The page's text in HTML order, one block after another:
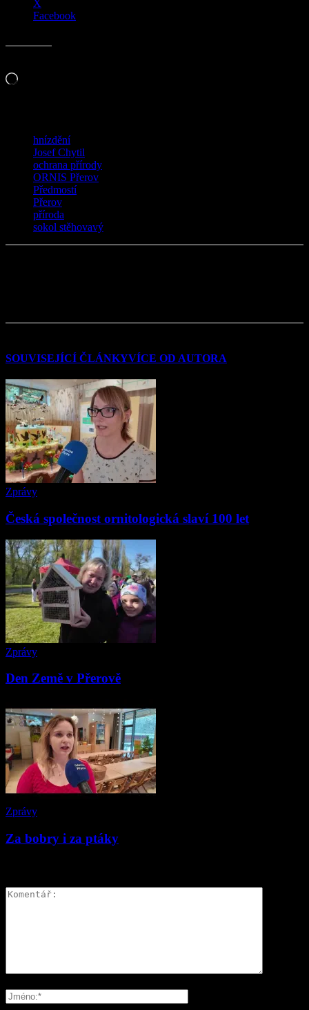
X
Facebook
Načítání…
hnízdění
Josef Chytil
ochrana přírody
ORNIS Přerov
Předmostí
Přerov
příroda
sokol stěhovavý
SOUVISEJÍCÍ ČLÁNKYVÍCE OD AUTORA
Zprávy
Česká společnost ornitologická slaví 100 let
Zprávy
Den Země v Přerově
Zprávy
Za bobry i za ptáky